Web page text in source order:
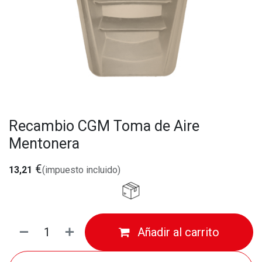
Recambio CGM Toma de Aire
Mentonera
13,21 €(impuesto incluido)
Añadir al carrito